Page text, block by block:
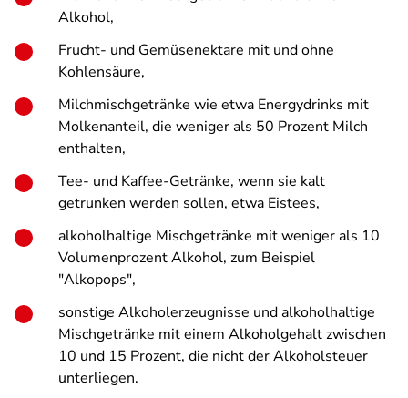
Alkohol,
Frucht- und Gemüsenektare mit und ohne
Kohlensäure,
Milchmischgetränke wie etwa Energydrinks mit
Molkenanteil, die weniger als 50 Prozent Milch
enthalten,
Tee- und Kaffee-Getränke, wenn sie kalt
getrunken werden sollen, etwa Eistees,
alkoholhaltige Mischgetränke mit weniger als 10
Volumenprozent Alkohol, zum Beispiel
"Alkopops",
sonstige Alkoholerzeugnisse und alkoholhaltige
Mischgetränke mit einem Alkoholgehalt zwischen
10 und 15 Prozent, die nicht der Alkoholsteuer
unterliegen.